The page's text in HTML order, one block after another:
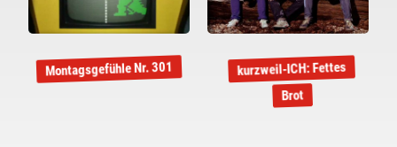
Montagsgefühle Nr. 301 kurzweil-ICH: Fettes
Brot